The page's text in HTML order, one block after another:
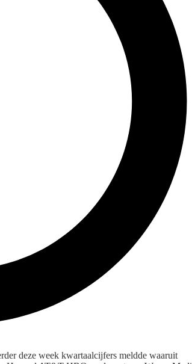
deze week kwartaalcijfers meldde waaruit